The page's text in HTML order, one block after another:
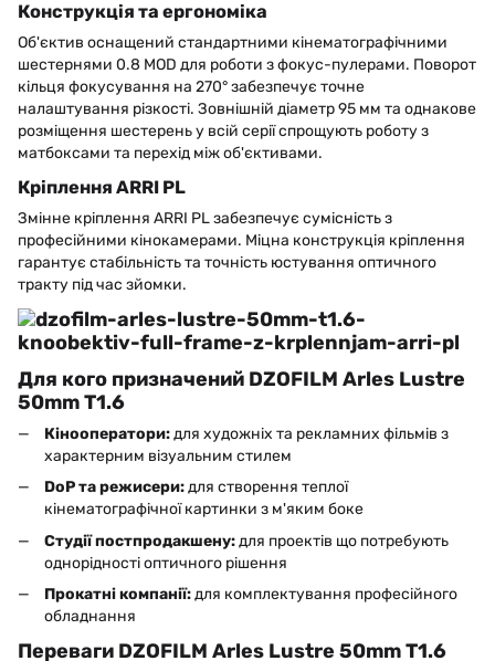
Конструкція та ергономіка
Об'єктив оснащений стандартними кінематографічними
шестернями 0.8 MOD для роботи з фокус-пулерами. Поворот
кільця фокусування на 270° забезпечує точне
налаштування різкості. Зовнішній діаметр 95 мм та однакове
розміщення шестерень у всій серії спрощують роботу з
матбоксами та перехід між об'єктивами.
Кріплення ARRI PL
Змінне кріплення ARRI PL забезпечує сумісність з
професійними кінокамерами. Міцна конструкція кріплення
гарантує стабільність та точність юстування оптичного
тракту під час зйомки.
Для кого призначений DZOFILM Arles Lustre
50mm T1.6
Кінооператори:для художніх та рекламних фільмів з
характерним візуальним стилем
DoP та режисери:для створення теплої
кінематографічної картинки з м'яким боке
Студії постпродакшену:для проектів що потребують
однорідності оптичного рішення
Прокатні компанії:для комплектування професійного
обладнання
Переваги DZOFILM Arles Lustre 50mm T1.6